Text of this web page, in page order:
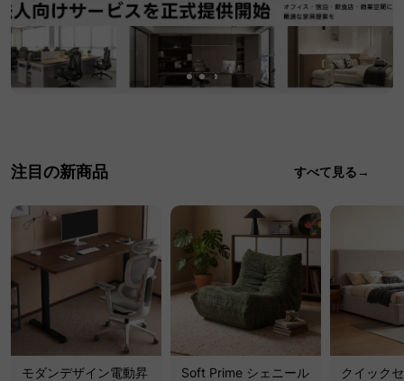
注目の新商品 すべて見る→
モダンデザイン電動昇
Soft Prime シェニール
クイック